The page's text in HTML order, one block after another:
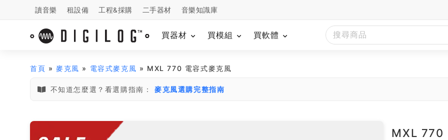
讀音樂 租設備 工程&採購 二手器材 音樂知識庫
買器材 買模組 買軟體
首頁 »麥克風 » 電容式麥克風 » MXL 770 電容式麥克風
不知道怎麼選？看選購指南： 麥克風選購完整指南
MXL 770